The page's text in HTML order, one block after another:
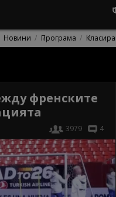
Новини Програма
френските
3979 4